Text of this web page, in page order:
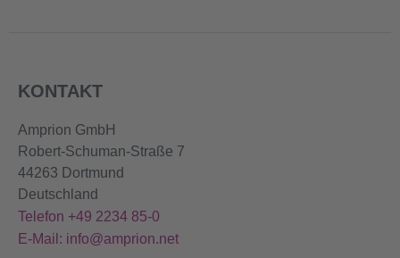
KONTAKT
Amprion GmbH
Robert-Schuman-Straße 7
44263 Dortmund
Deutschland
Telefon +49 2234 85-0
E-Mail: info@amprion.net